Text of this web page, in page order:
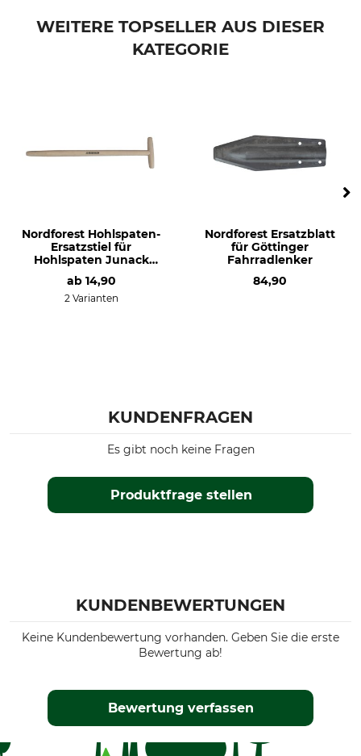
WEITERE TOPSELLER AUS DIESER
KATEGORIE
Nordforest Hohlspaten-
Ersatzstiel für
Hohlspaten Junack
extra lang
ab 14,90
2 Varianten
Nordforest Ersatzblatt
für Göttinger
Fahrradlenker
84,90
KUNDENFRAGEN
Produktfrage stellen
Es gibt noch keine Fragen
KUNDENBEWERTUNGEN
Keine Kundenbewertung vorhanden. Geben Sie die erste
Bewertung ab!
Bewertung verfassen